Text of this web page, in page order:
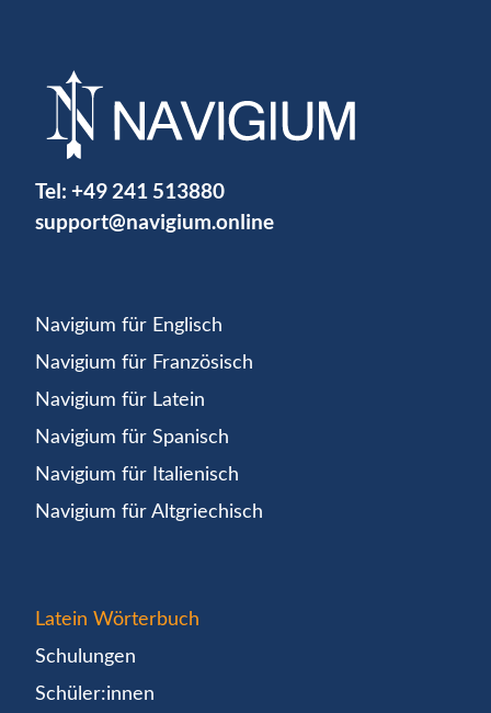
Tel: +49 241 513880
support@navigium.online
Navigium für Englisch
Navigium für Französisch
Navigium für Latein
Navigium für Spanisch
Navigium für Italienisch
Navigium für Altgriechisch
Latein Wörterbuch
Schulungen
Schüler:innen